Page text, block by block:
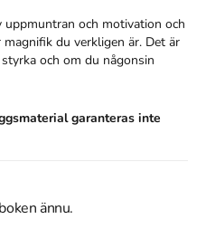
och motivation och
du verkligen är. Det är
och om du någonsin
garanteras inte
ännu.